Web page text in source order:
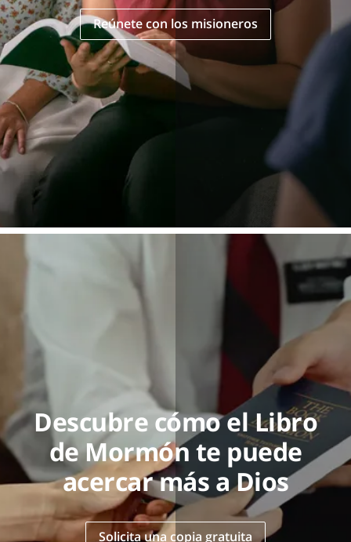
Reúnete con los misioneros
Descubre cómo el Libro
de Mormón te puede
acercar más a Dios
Solicita una copia gratuita